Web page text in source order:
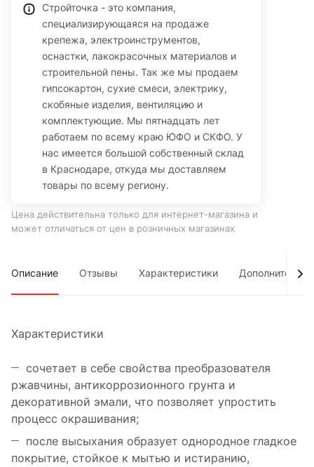
Стройточка - это компания,
специализирующаяся на продаже
крепежа, электроинструментов,
оснастки, лакокрасочных материалов и
строительной пены. Так же мы продаем
гипсокартон, сухие смеси, электрику,
скобяные изделия, вентиляцию и
комплектующие. Мы пятнадцать лет
работаем по всему краю ЮФО и СКФО. У
нас имеется большой собственный склад
в Краснодаре, откуда мы доставляем
товары по всему региону.
Цена действительна только для интернет-магазина и
может отличаться от цен в розничных магазинах
Описание Отзывы Характеристики Дополнительно
Характеристики
сочетает в себе свойства преобразователя
ржавчины, антикоррозионного грунта и
декоративной эмали, что позволяет упростить
процесс окрашивания;
после высыхания образует однородное гладкое
покрытие, стойкое к мытью и истиранию,